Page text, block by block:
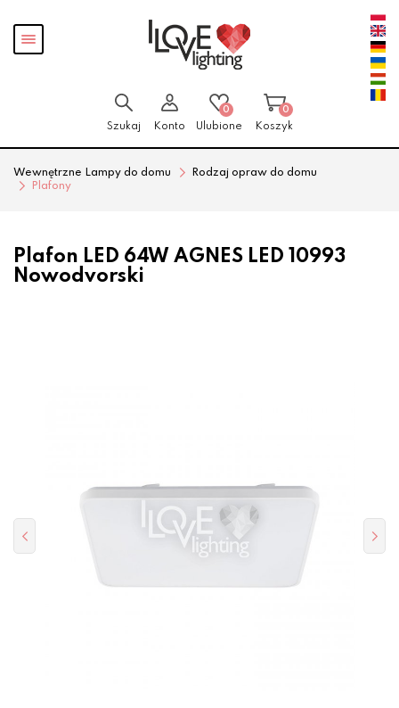
Pokaż
menu
Szukaj Konto
0
Ulubione
0
Koszyk
Wewnętrzne Lampy do domu
Rodzaj opraw do domu
Plafony
Plafon LED 64W AGNES LED 10993
Nowodvorski